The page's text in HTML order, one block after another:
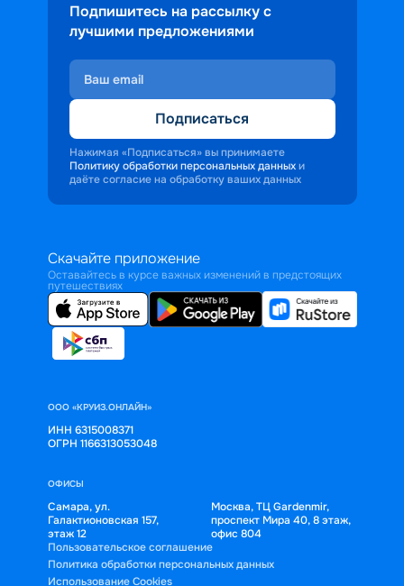
Подпишитесь на рассылку с
лучшими предложениями
Подписаться
Нажимая «Подписаться» вы принимаете
Политику обработки персональных данных и
даёте согласие на обработку ваших данных
Скачайте приложение
Оставайтесь в курсе важных изменений в предстоящих
путешествиях
ООО «КРУИЗ.ОНЛАЙН»
ИНН 6315008371
ОГРН 1166313053048
ОФИСЫ
Самара, ул.
Галактионовская 157,
этаж 12
Москва, ТЦ Gardenmir,
проспект Мира 40, 8 этаж,
офис 804
Пользовательское соглашение
Политика обработки персональных данных
Использование Cookies